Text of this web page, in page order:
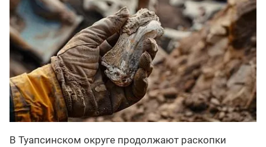
В Туапсинском округе продолжают раскопки